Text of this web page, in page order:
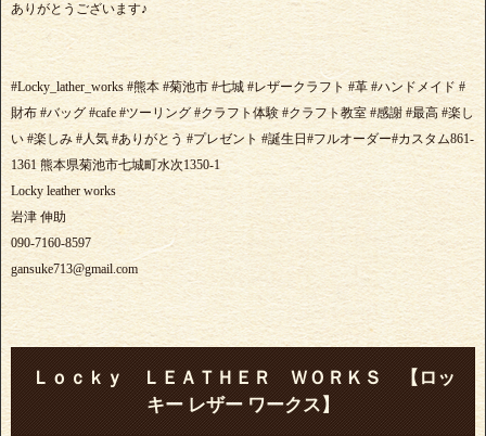
ありがとうございます♪
#Locky_lather_works #熊本 #菊池市 #七城 #レザークラフト #革 #ハンドメイド #
財布 #バッグ #cafe #ツーリング #クラフト体験 #クラフト教室 #感謝 #最高 #楽し
い #楽しみ #人気 #ありがとう #プレゼント #誕生日#フルオーダー#カスタム861-
1361 熊本県菊池市七城町水次1350-1
Locky leather works
岩津 伸助
090-7160-8597
gansuke713@gmail.com
Ｌｏｃｋｙ ＬＥＡＴＨＥＲ ＷＯＲＫＳ 【ロッ
キー レザー ワークス】